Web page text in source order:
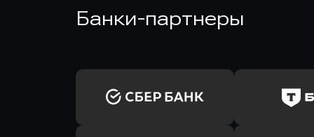
Банки-партнеры